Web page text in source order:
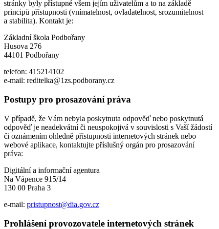
stránky byly přístupné všem jejím uživatelům a to na základě
principů přístupnosti (vnímatelnost, ovladatelnost, srozumitelnost
a stabilita). Kontakt je:
Základní škola Podbořany
Husova 276
44101 Podbořany
telefon: 415214102
e-mail: reditelka@1zs.podborany.cz
Postupy pro prosazování práva
V případě, že Vám nebyla poskytnuta odpověď nebo poskytnutá
odpověď je neadekvátní či neuspokojivá v souvislosti s Vaší žádostí
či oznámením ohledně přístupnosti internetových stránek nebo
webové aplikace, kontaktujte příslušný orgán pro prosazování
práva:
Digitální a informační agentura
Na Vápence 915/14
130 00 Praha 3
e-mail: pristupnost@dia.gov.cz
Prohlášení provozovatele internetových stránek